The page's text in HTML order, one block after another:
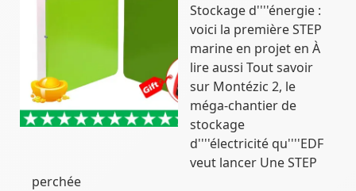
Stockage d''''énergie :
voici la première STEP
marine en projet en À
lire aussi Tout savoir
sur Montézic 2, le
méga-chantier de
stockage
d''''électricité qu''''EDF
veut lancer Une STEP
perchée